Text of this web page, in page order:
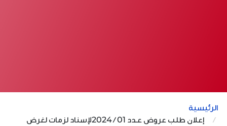
الرئيسية
إعلان طلب عروض عـدد 01 / 2024لإسناد لزمات لغرض